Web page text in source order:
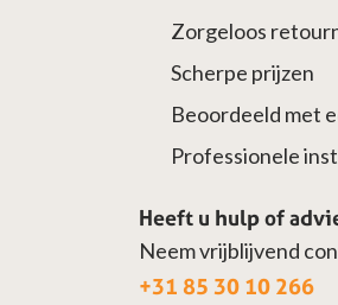
Zorgeloos
Scherpe prijzen
Beoordeeld met
Professionele
Heeft u hulp of
Neem vrijblijvend
+31 85 30 10 266